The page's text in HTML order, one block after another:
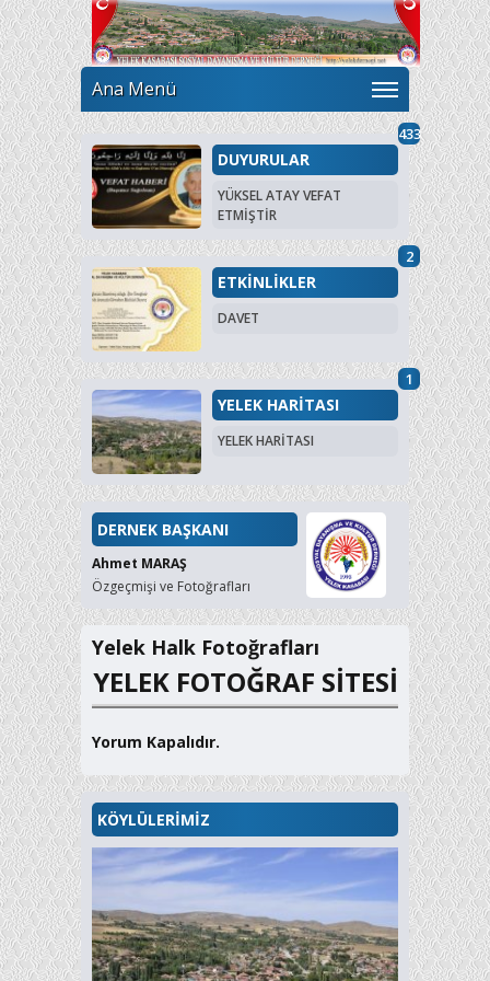
Ana Menü
433
DUYURULAR
YÜKSEL ATAY VEFAT
ETMİŞTİR
2
ETKİNLİKLER
DAVET
1
YELEK HARİTASI
YELEK HARİTASI
DERNEK BAŞKANI
Ahmet MARAŞ
Özgeçmişi ve Fotoğrafları
Yelek Halk Fotoğrafları
YELEK FOTOĞRAF SİTESİ
Yorum Kapalıdır.
KÖYLÜLERİMİZ